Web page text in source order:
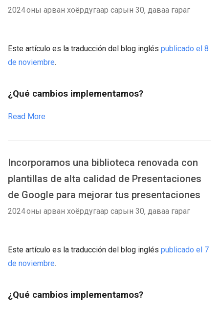
2024 оны арван хоёрдугаар сарын 30, даваа гараг
Este artículo es la traducción del blog inglés publicado el 8
de noviembre.
¿Qué cambios implementamos?
Read More
Incorporamos una biblioteca renovada con
plantillas de alta calidad de Presentaciones
de Google para mejorar tus presentaciones
2024 оны арван хоёрдугаар сарын 30, даваа гараг
Este artículo es la traducción del blog inglés publicado el 7
de noviembre.
¿Qué cambios implementamos?